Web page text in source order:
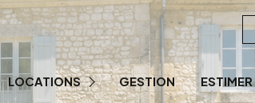
LOCATIONS
LOCATION PRO
GESTION ESTIMER